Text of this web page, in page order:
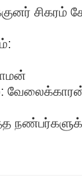
சிகரம்